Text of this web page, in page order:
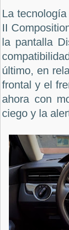
La
II
la pantalla
último, en
frontal y el
ahora con
ciego y la